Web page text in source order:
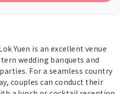
Yuen is an excellent venue
wedding banquets and
For a seamless country
couples can conduct their